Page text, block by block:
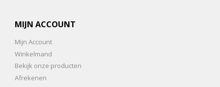
MIJN ACCOUNT
Mijn Account
Winkelmand
Bekijk onze producten
Afrekenen